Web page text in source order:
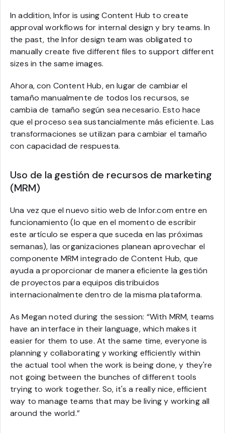
In addition, Infor is using Content Hub to create
approval workflows for internal design y bry teams. In
the past, the Infor design team was obligated to
manually create five different files to support different
sizes in the same images.
Ahora, con Content Hub, en lugar de cambiar el
tamaño manualmente de todos los recursos, se
cambia de tamaño según sea necesario. Esto hace
que el proceso sea sustancialmente más eficiente. Las
transformaciones se utilizan para cambiar el tamaño
con capacidad de respuesta.
Uso de la gestión de recursos de marketing
(MRM)
Una vez que el nuevo sitio web de Infor.com entre en
funcionamiento (lo que en el momento de escribir
este artículo se espera que suceda en las próximas
semanas), las organizaciones planean aprovechar el
componente MRM integrado de Content Hub, que
ayuda a proporcionar de manera eficiente la gestión
de proyectos para equipos distribuidos
internacionalmente dentro de la misma plataforma.
As Megan noted during the session: “With MRM, teams
have an interface in their language, which makes it
easier for them to use. At the same time, everyone is
planning y collaborating y working efficiently within
the actual tool when the work is being done, y they're
not going between the bunches of different tools
trying to work together. So, it's a really nice, efficient
way to manage teams that may be living y working all
around the world.”